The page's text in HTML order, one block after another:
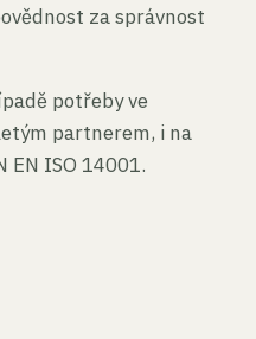
za správnost
potřeby ve
partnerem, i na
EN ISO 14001.